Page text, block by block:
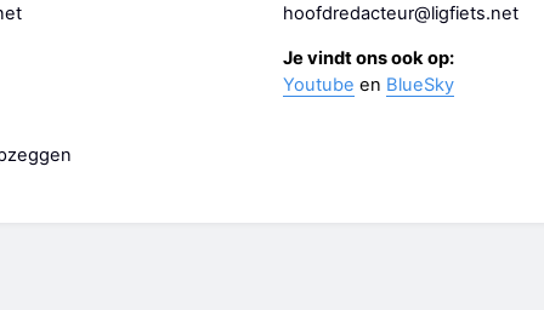
hoofdredacteur@ligfiets.net
Je vindt ons ook op:
Youtube en BlueSky